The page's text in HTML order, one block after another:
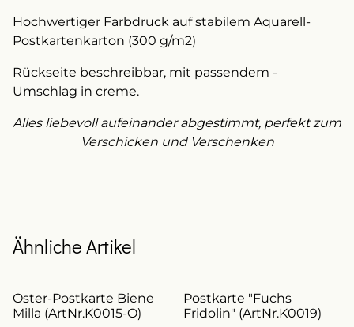
Hochwertiger Farbdruck auf stabilem Aquarell-
Postkartenkarton (300 g/m2)
Rückseite beschreibbar, mit passendem -
Umschlag in creme.
Alles liebevoll aufeinander abgestimmt, perfekt zum
Verschicken und Verschenken
Ähnliche Artikel
Oster-Postkarte Biene
Milla (ArtNr.K0015-O)
Postkarte "Fuchs
Fridolin" (ArtNr.K0019)